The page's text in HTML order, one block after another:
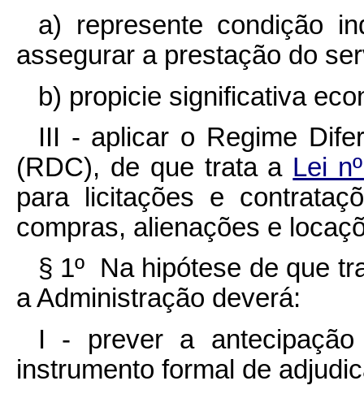
a) represente condição
assegurar a prestação do
b) propicie significativa
III - aplicar o Regime
(RDC), de que trata a Lei
para licitações e
compras, alienações e
§ 1º Na hipótese de que
a Administração deverá:
I - prever a
instrumento formal de